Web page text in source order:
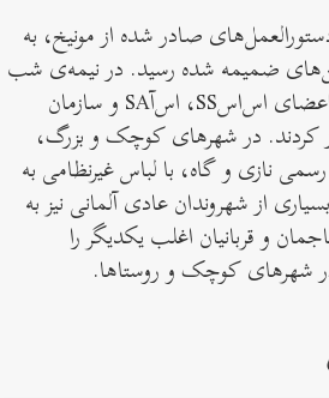
صادر شده از مونیخ، به
ضمیمه شده رسید. در نیمه‌‌ی شب
و تا روز بعد، گروه‌هایی از اعضای اس‌اسSS، اس‌آSA و سازمان
کردند. در شهرهای کوچک و بزرگ،
نازی و گاه، با لباس غیرنظامی به
از شهروندان عادی آلمانی نیز به
و قربانیان اغلب یکدیگر را
کوچک و روستاها.